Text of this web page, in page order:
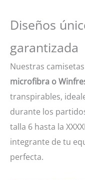
Diseños
garantizada
Nuestras
microfibra o
transpirables,
durante los
talla 6 hasta la
integrante de tu
perfecta.